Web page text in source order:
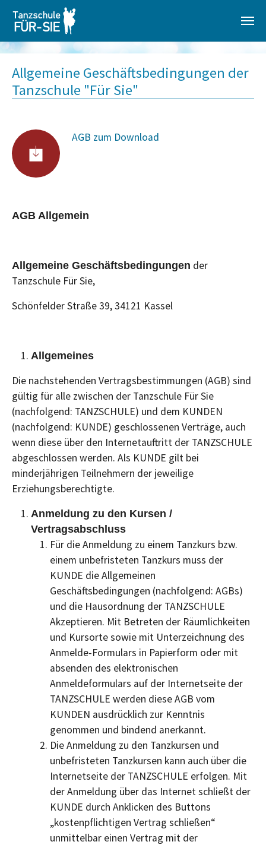
Zum Hauptinhalt springen
Allgemeine Geschäftsbedingungen der
Tanzschule "Für Sie"
AGB zum Download
AGB Allgemein
Allgemeine Geschäftsbedingungen der
Tanzschule Für Sie,
Schönfelder Straße 39, 34121 Kassel
Allgemeines
Die nachstehenden Vertragsbestimmungen (AGB) sind
gültig für alle zwischen der Tanzschule Für Sie
(nachfolgend: TANZSCHULE) und dem KUNDEN
(nachfolgend: KUNDE) geschlossenen Verträge, auch
wenn diese über den Internetauftritt der TANZSCHULE
abgeschlossen werden. Als KUNDE gilt bei
minderjährigen Teilnehmern der jeweilige
Erziehungsberechtigte.
Anmeldung zu den Kursen /
Vertragsabschluss
Für die Anmeldung zu einem Tanzkurs bzw.
einem unbefristeten Tanzkurs muss der
KUNDE die Allgemeinen
Geschäftsbedingungen (nachfolgend: AGBs)
und die Hausordnung der TANZSCHULE
Akzeptieren. Mit Betreten der Räumlichkeiten
und Kursorte sowie mit Unterzeichnung des
Anmelde-Formulars in Papierform oder mit
absenden des elektronischen
Anmeldeformulars auf der Internetseite der
TANZSCHULE werden diese AGB vom
KUNDEN ausdrücklich zur Kenntnis
genommen und bindend anerkannt.
Die Anmeldung zu den Tanzkursen und
unbefristeten Tanzkursen kann auch über die
Internetseite der TANZSCHULE erfolgen. Mit
der Anmeldung über das Internet schließt der
KUNDE durch Anklicken des Buttons
„kostenpflichtigen Vertrag schließen“
unmittelbar einen Vertrag mit der